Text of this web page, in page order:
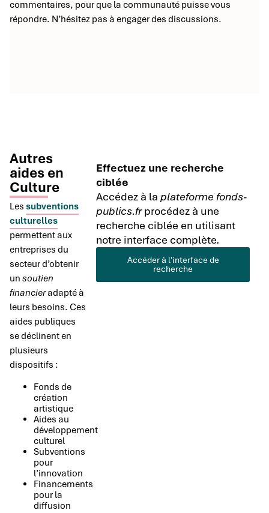
commentaires, pour que la communauté puisse vous
répondre. N’hésitez pas à engager des discussions.
Autres
aides en
Culture
Les subventions
culturelles
permettent aux
entreprises du
secteur d’obtenir
un soutien
financieradapté à
leurs besoins. Ces
aides publiques
se déclinent en
plusieurs
dispositifs :
Fonds de
création
artistique
Aides au
développement
culturel
Subventions
pour
l’innovation
Financements
pour la
diffusion
Effectuez une recherche
ciblée
Accédez à laplateforme fonds-
publics.frprocédez à une
recherche ciblée en utilisant
notre interface complète.
Accéder à l'interface de
recherche